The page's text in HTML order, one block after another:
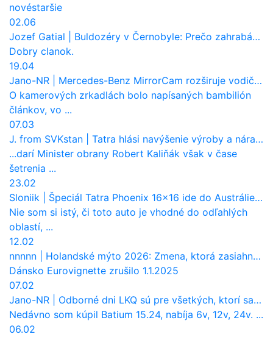
novéstaršie
02.06
Jozef Gatial
Buldozéry v Černobyle: Prečo zahrabávali Červený les pod zem?
Dobry clanok.
19.04
Jano-NR
Mercedes-Benz MirrorCam rozširuje vodičovi výhľad a uberá autobusom odpor vzduchu
O kamerových zrkadlách bolo napísaných bambilión
článkov, vo ...
07.03
J. from SVKstan
Tatra hlási navýšenie výroby a nárast tržieb. Ktorí odberatelia sú kľúčoví?
...darí Minister obrany Robert Kaliňák však v čase
šetrenia ...
23.02
Sloniik
Špeciál Tatra Phoenix 16×16 ide do Austrálie. Na čo bude slúžiť?
Nie som si istý, či toto auto je vhodné do odľahlých
oblastí, ...
12.02
nnnnn
Holandské mýto 2026: Zmena, ktorá zasiahne slovenských dopravcov
Dánsko Eurovignette zrušilo 1.1.2025
07.02
Jano-NR
Odborné dni LKQ sú pre všetkých, ktorí sa chcú dozvedieť niečo viac
Nedávno som kúpil Batium 15.24, nabíja 6v, 12v, 24v. ...
06.02